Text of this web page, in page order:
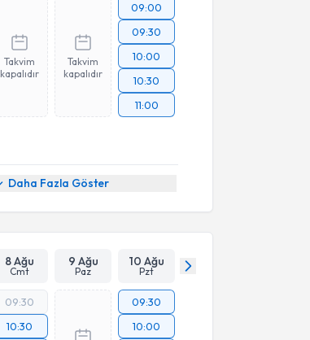
Takvim
kapalıdır
Takvim
kapalıdır
09:00
09:30
10:00
10:30
11:00
Daha Fazla Göster
8 Ağu
Cmt
9 Ağu
Paz
10 Ağu
Pzt
09:30
10:30
09:30
10:00